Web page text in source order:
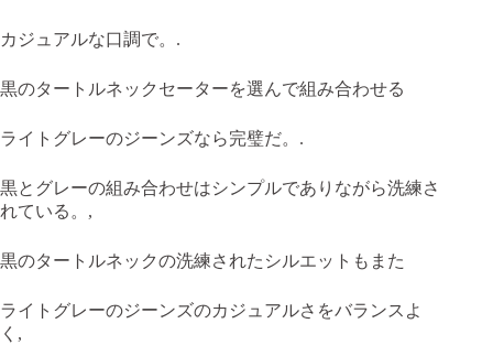
カジュアルな口調で。.
黒のタートルネックセーターを選んで組み合わせる
ライトグレーのジーンズなら完璧だ。.
黒とグレーの組み合わせはシンプルでありながら洗練さ
れている。,
黒のタートルネックの洗練されたシルエットもまた
ライトグレーのジーンズのカジュアルさをバランスよ
く,